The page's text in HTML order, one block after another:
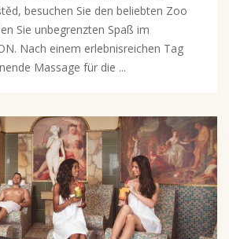
besuchen Sie den beliebten Zoo
Sie unbegrenzten Spaß im
Nach einem erlebnisreichen Tag
Massage für die ...